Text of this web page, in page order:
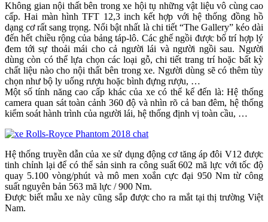
Không gian nội thất bên trong xe hội tụ những vật liệu vô cùng cao
cấp. Hai màn hình TFT 12,3 inch kết hợp với hệ thống đồng hồ
dạng cơ rất sang trọng. Nổi bật nhất là chi tiết “The Gallery” kéo dài
đến hết chiều rộng của bảng táp-lô. Các ghế ngồi được bố trí hợp lý
đem tới sự thoải mái cho cả người lái và người ngồi sau. Người
dùng còn có thể lựa chọn các loại gỗ, chi tiết trang trí hoặc bất kỳ
chất liệu nào cho nội thất bên trong xe. Người dùng sẽ có thêm tùy
chọn như bộ ly uống rượu hoặc bình đựng rượu, …
Một số tính năng cao cấp khác của xe có thể kể đến là: Hệ thống
camera quan sát toàn cảnh 360 độ và nhìn rõ cả ban đêm, hệ thống
kiểm soát hành trình của người lái, hệ thống định vị toàn cầu, …
Hệ thống truyền dẫn của xe sử dụng động cơ tăng áp đôi V12 được
tinh chỉnh lại để có thể sản sinh ra công suất 602 mã lực với tốc độ
quay 5.100 vòng/phút và mô men xoắn cực đại 950 Nm từ công
suất nguyên bản 563 mã lực / 900 Nm.
Được biết mẫu xe này cũng sắp được cho ra mắt tại thị trường Việt
Nam.